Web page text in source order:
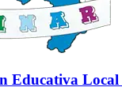
Educativa Local